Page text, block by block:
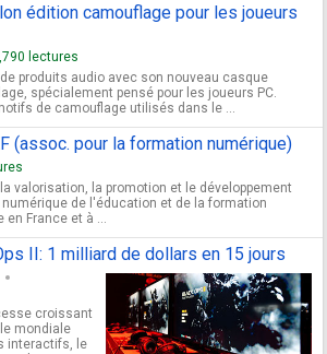
édition camouflage pour les joueurs
lectures
produits audio avec son nouveau casque
spécialement pensé pour les joueurs PC.
de camouflage utilisés dans le ...
(assoc. pour la formation numérique)
la valorisation, la promotion et le développement
de l'éducation et de la formation
France et à ...
II: 1 milliard de dollars en 15 jours
croissant
mondiale
interactifs, le